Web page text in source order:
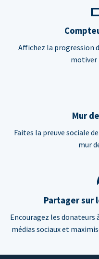
Affichez la progression
motiver
Mur
Faites la preuve sociale
mur
Partager sur
Encouragez les donateurs
médias sociaux et